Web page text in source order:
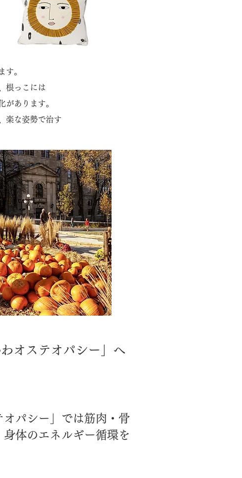
す。
根っこには
があります。
楽な姿勢で治す
オステオパシー」へ
パシー」では筋肉・骨
体のエネルギー循環を